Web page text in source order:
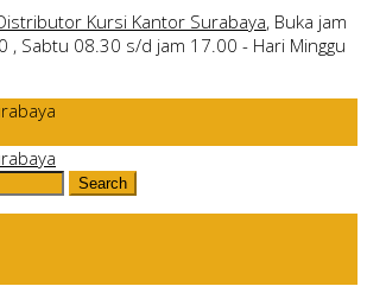
Kursi Kantor Surabaya, Buka jam
, Sabtu 08.30 s/d jam 17.00 - Hari Minggu